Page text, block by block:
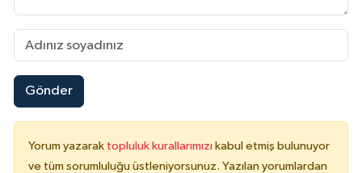
Gönder
Yorum yazarak topluluk kurallarımızı kabul etmiş bulunuyor
ve tüm sorumluluğu üstleniyorsunuz. Yazılan yorumlardan